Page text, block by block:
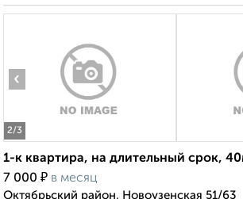
2/3
‹
1-к квартира, на длительный срок,
7 000 ₽ в месяц
Октябрьский район, Новоузенская 51/63